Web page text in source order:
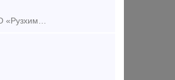
Предлагаем к продаже 75 единиц 60-ти фитинговых платформ модели 13-1223, производства АО «Рузхиммаш», постройки 2008 года. Наша компания является собственником железнодорожного подвижного сост